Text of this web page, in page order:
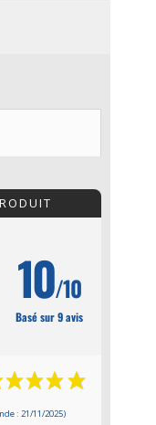
10/10
Basé sur 9 avis
: 21/11/2025)